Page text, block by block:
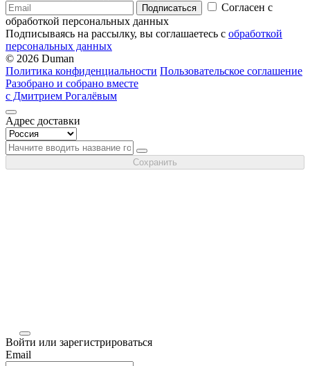
Подписаться
Согласен с
обработкой персональных данных
Подписываясь на рассылку, вы соглашаетесь с обработкой
персональных данных
© 2026 Duman
Политика конфиденциальности Пользовательское соглашение
Разобрано и собрано вместе
с Дмитрием Рогалёвым
Адрес доставки
Сохранить
Войти или зарегистрироваться
Email